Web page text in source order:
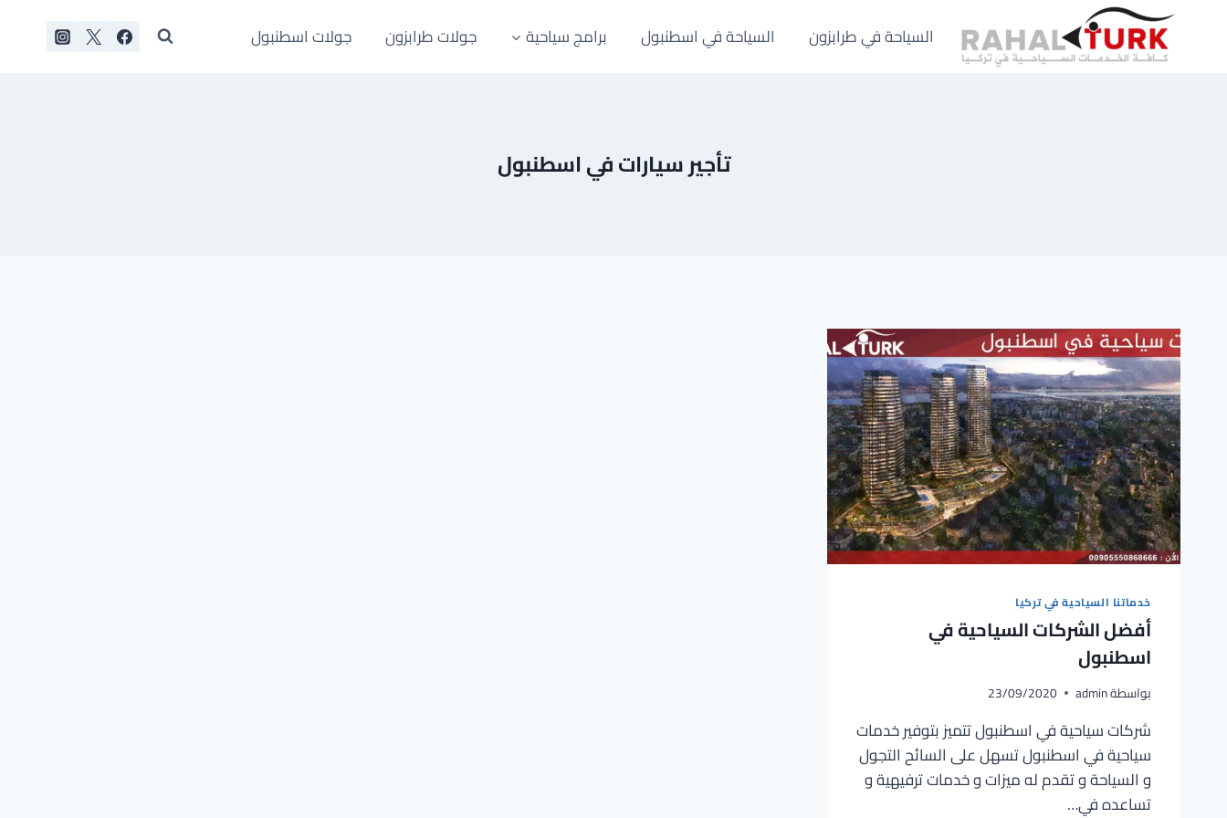
السياحة في طرابزون السياحة في اسطنبول برامج سياحية جولات طرابزون جولات اسطنبول
تأجير سيارات في اسطنبول
خدماتنا السياحية في تركيا
أفضل الشركات السياحية في
اسطنبول
بواسطةadmin
23/09/2020
شركات سياحية في اسطنبول تتميز بتوفير خدمات
سياحية في اسطنبول تسهل على السائح التجول
و السياحة و تقدم له ميزات و خدمات ترفيهية و
تساعده في…